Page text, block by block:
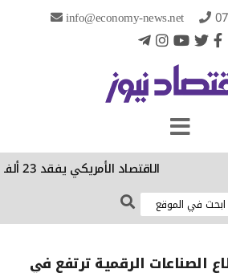
info@economy-news.net
الاقتصاد الأمريكي يفقد 23 ألف وظيفة في تموز الماضي
الصناعات الرقمية ترتفع في